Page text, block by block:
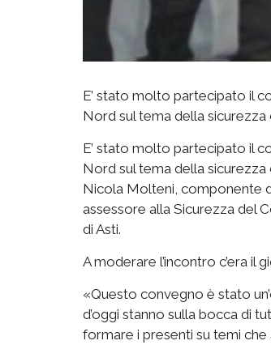
E’ stato molto partecipato il
Nord sul tema della
E’ stato molto partecipato il
Nord sul tema della
Nicola Molteni, componente
assessore alla Sicurezza del
di Asti.
A moderare l’incontro c’era il
«Questo convegno è stato
d’oggi stanno sulla bocca di
formare i presenti su temi